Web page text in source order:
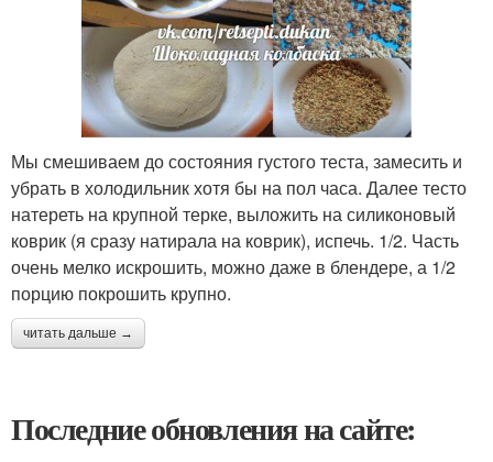
Мы смешиваем до состояния густого теста, замесить и
убрать в холодильник хотя бы на пол часа. Далее тесто
натереть на крупной терке, выложить на силиконовый
коврик (я сразу натирала на коврик), испечь. 1/2. Часть
очень мелко искрошить, можно даже в блендере, а 1/2
порцию покрошить крупно.
читать дальше →
Последние обновления на сайте: